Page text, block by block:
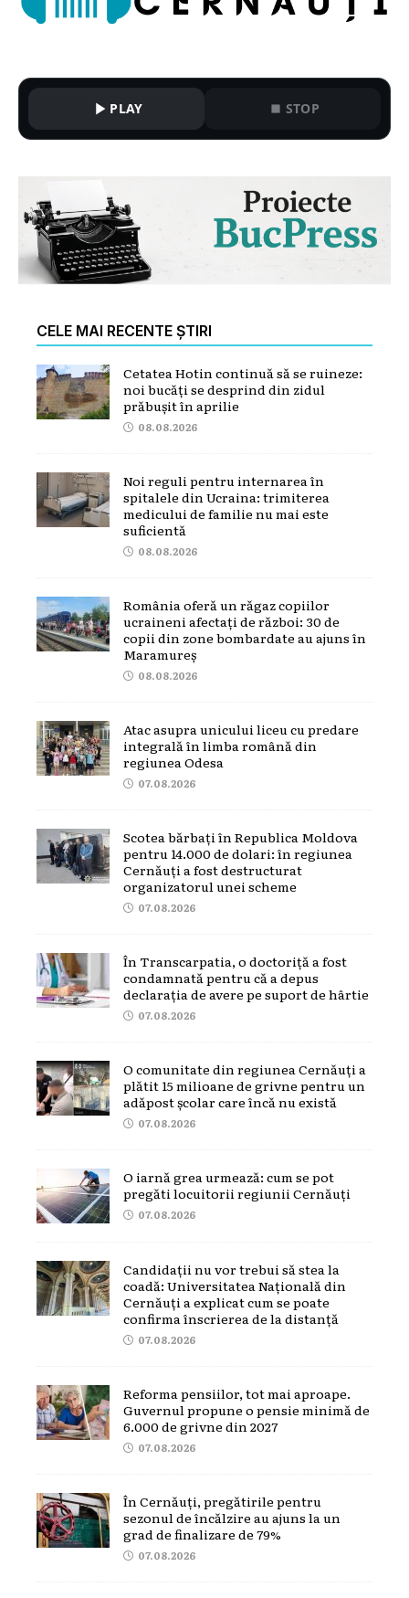
PLAY STOP
CELE MAI RECENTE ȘTIRI
Cetatea Hotin continuă să se ruineze:
noi bucăți se desprind din zidul
prăbușit în aprilie
08.08.2026
Noi reguli pentru internarea în
spitalele din Ucraina: trimiterea
medicului de familie nu mai este
suficientă
08.08.2026
România oferă un răgaz copiilor
ucraineni afectați de război: 30 de
copii din zone bombardate au ajuns în
Maramureș
08.08.2026
Atac asupra unicului liceu cu predare
integrală în limba română din
regiunea Odesa
07.08.2026
Scotea bărbați în Republica Moldova
pentru 14.000 de dolari: în regiunea
Cernăuți a fost destructurat
organizatorul unei scheme
07.08.2026
În Transcarpatia, o doctoriță a fost
condamnată pentru că a depus
declarația de avere pe suport de hârtie
07.08.2026
O comunitate din regiunea Cernăuți a
plătit 15 milioane de grivne pentru un
adăpost școlar care încă nu există
07.08.2026
O iarnă grea urmează: cum se pot
pregăti locuitorii regiunii Cernăuți
07.08.2026
Candidații nu vor trebui să stea la
coadă: Universitatea Națională din
Cernăuți a explicat cum se poate
confirma înscrierea de la distanță
07.08.2026
Reforma pensiilor, tot mai aproape.
Guvernul propune o pensie minimă de
6.000 de grivne din 2027
07.08.2026
În Cernăuți, pregătirile pentru
sezonul de încălzire au ajuns la un
grad de finalizare de 79%
07.08.2026